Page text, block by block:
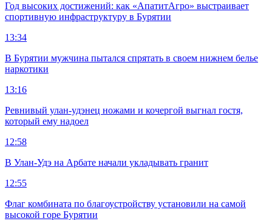
Год высоких достижений: как «АпатитАгро» выстраивает
спортивную инфраструктуру в Бурятии
13:34
В Бурятии мужчина пытался спрятать в своем нижнем белье
наркотики
13:16
Ревнивый улан-удэнец ножами и кочергой выгнал гостя,
который ему надоел
12:58
В Улан-Удэ на Арбате начали укладывать гранит
12:55
Флаг комбината по благоустройству установили на самой
высокой горе Бурятии